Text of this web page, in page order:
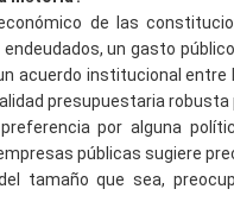
de las
un gasto
acuerdo institucional
presupuestaria
por alguna
públicas sugiere
tamaño que sea,